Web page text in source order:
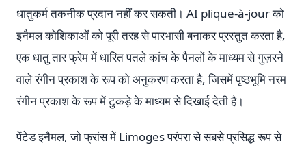
धातुकर्म तकनीक प्रदान नहीं कर सकती। AI plique-à-jour को
इनैमल कोशिकाओं को पूरी तरह से पारभासी बनाकर प्रस्तुत करता है,
एक धातु तार फ्रेम में धारित पतले कांच के पैनलों के माध्यम से गुज़रने
वाले रंगीन प्रकाश के रूप को अनुकरण करता है, जिसमें पृष्ठभूमि नरम
रंगीन प्रकाश के रूप में टुकड़े के माध्यम से दिखाई देती है।
पेंटेड इनैमल, जो फ्रांस में Limoges परंपरा से सबसे प्रसिद्ध रूप से